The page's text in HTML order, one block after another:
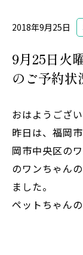
2018年9月25日
9月25日火
のご予約状
おはようござい
昨日は、福岡
岡市中央区の
のワンちゃん
ました。
ペットちゃん